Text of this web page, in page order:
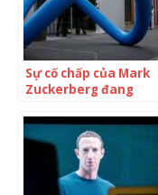
Sự cố chấp của Mark
Zuckerberg đang
quáng theo đuổi tiền
quyền, đặt lợi nhuận
và tăng trưởng lên
trên hết